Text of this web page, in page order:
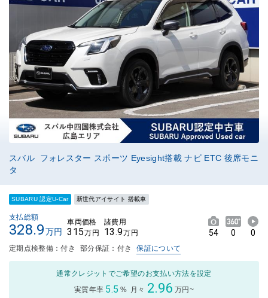
スバル フォレスター スポーツ Eyesight搭載 ナビ ETC 後席モニ
タ
SUBARU 認定U-Car 新世代アイサイト 搭載車
支払総額
328.9万円
車両価格
315万円
諸費用
13.9万円 54 0 0
定期点検整備：付き 部分保証：付き 保証について
通常クレジットでご希望のお支払い方法を設定
実質年率 5.5 % 月々 2.96 万円~